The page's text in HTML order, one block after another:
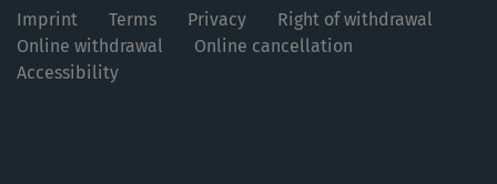
Imprint Terms Privacy
Right of withdrawal
Online withdrawal
Online cancellation
Accessibility